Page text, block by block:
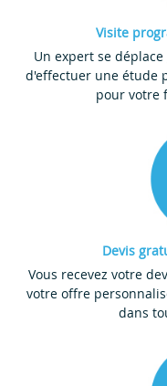
Visite
Un expert se
d'effectuer une étude
pour votre
Devis
Vous recevez votre
votre offre
dans